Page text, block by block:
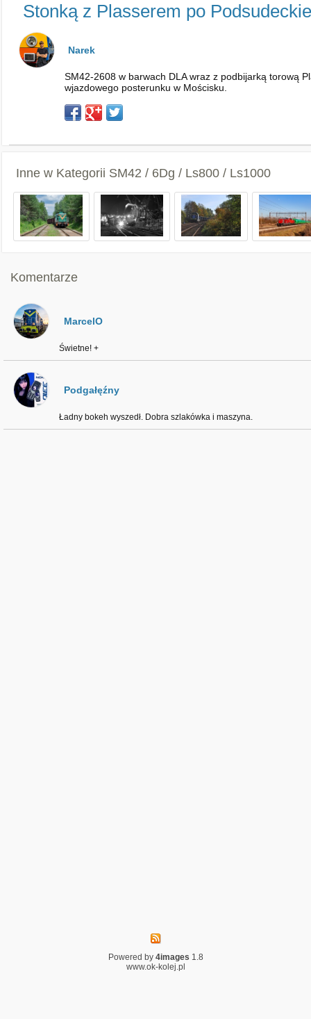
Stonką z Plasserem po
Narek
SM42-2608 w barwach DLA wraz z podbijarką torową
wjazdowego posterunku w Mościsku.
Inne w Kategorii SM42 / 6Dg / Ls800 / Ls1000
Komentarze
MarcelO
Świetne! +
Podgałęźny
Ładny bokeh wyszedł. Dobra szlakówka i maszyna.
Powered by 4images 1.8
www.ok-kolej.pl